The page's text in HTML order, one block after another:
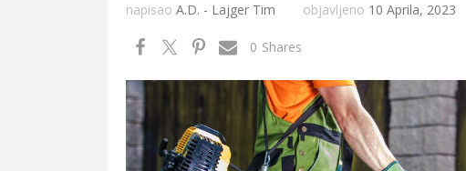
napisao A.D. - Lajger Tim objavljeno 10 Aprila, 2023
Shares
0